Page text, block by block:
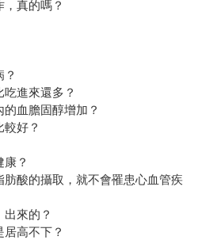
真的嗎？
進來還多？
血膽固醇增加？
好？
？
酸的攝取，就不會罹患心血管疾
來的？
高不下？